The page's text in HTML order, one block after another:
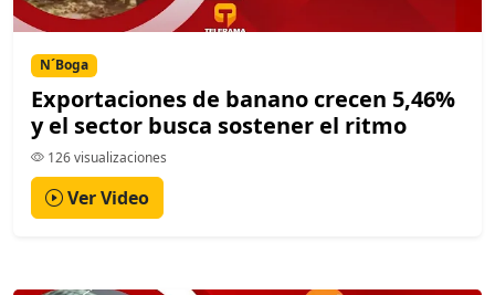
N´Boga
Exportaciones de banano crecen 5,46%
y el sector busca sostener el ritmo
126 visualizaciones
Ver Video